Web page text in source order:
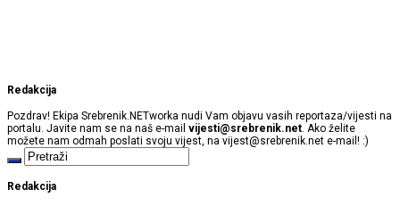
Redakcija
Pozdrav! Ekipa Srebrenik.NETworka nudi Vam objavu vasih reportaza/vijesti na
portalu. Javite nam se na naš e-mail vijesti@srebrenik.net. Ako želite
možete nam odmah poslati svoju vijest, na vijest@srebrenik.net e-mail! :)
Redakcija